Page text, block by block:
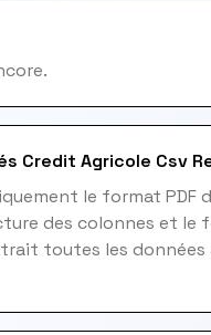
Credit Agricole Csv
le format PDF
des colonnes et le
toutes les